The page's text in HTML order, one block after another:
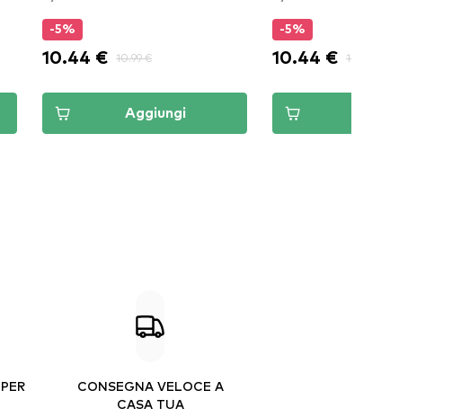
-5%
10.44 € 10.99 €
Aggiungi
-5%
10.44 € 10.99 €
CONSEGNA VELOCE A
CASA TUA